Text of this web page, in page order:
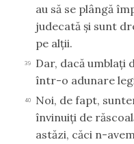
au să se plângă
judecată şi sunt
pe alţii.
39
Dar, dacă umblaţi
într-o adunare
40
Noi, de fapt,
învinuiţi de
astăzi, căci n-